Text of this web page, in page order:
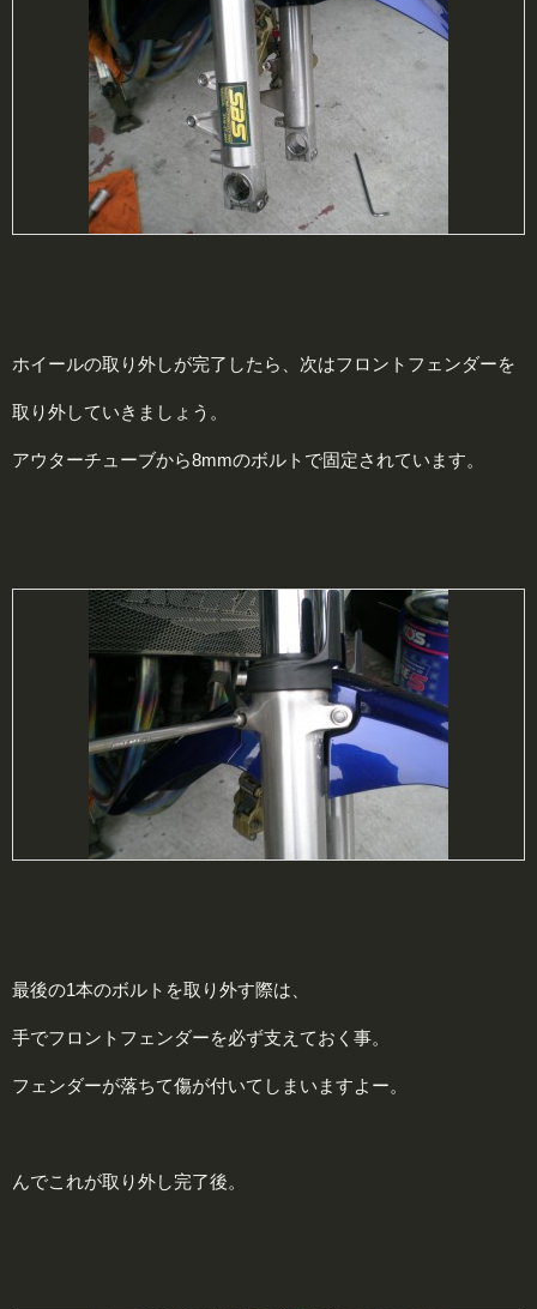
ホイールの取り外しが完了したら、次はフロントフェンダーを
取り外していきましょう。
アウターチューブから8mmのボルトで固定されています。
最後の1本のボルトを取り外す際は、
手でフロントフェンダーを必ず支えておく事。
フェンダーが落ちて傷が付いてしまいますよー。
んでこれが取り外し完了後。